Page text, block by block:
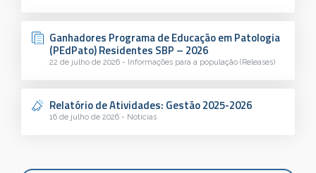
Ganhadores Programa de Educação em Patologia
(PEdPato) Residentes SBP – 2026
22 de julho de 2026 - Informações para a população (Releases)
Relatório de Atividades: Gestão 2025-2026
16 de julho de 2026 - Notícias